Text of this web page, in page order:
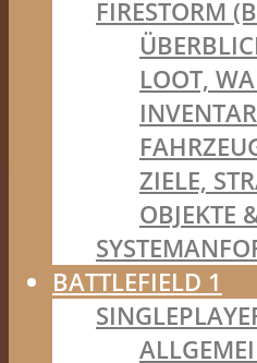
FIRESTORM
LOOT,
ZIELE,
OBJEKTE
BATTLEFIELD 1